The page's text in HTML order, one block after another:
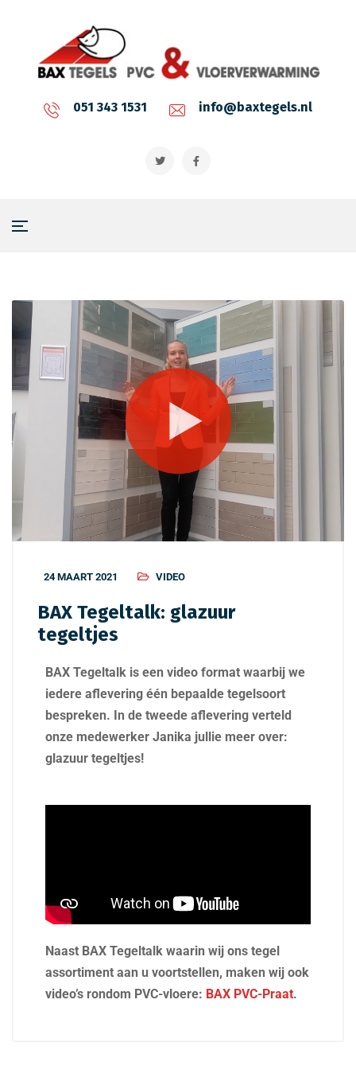
051 343 1531 info@baxtegels.nl
24 MAART 2021 VIDEO
BAX Tegeltalk: glazuur
tegeltjes
BAX Tegeltalk is een video format waarbij we
iedere aflevering één bepaalde tegelsoort
bespreken. In de tweede aflevering verteld
onze medewerker Janika jullie meer over:
glazuur tegeltjes!
Naast BAX Tegeltalk waarin wij ons tegel
assortiment aan u voortstellen, maken wij ook
video’s rondom PVC-vloere: BAX PVC-Praat.